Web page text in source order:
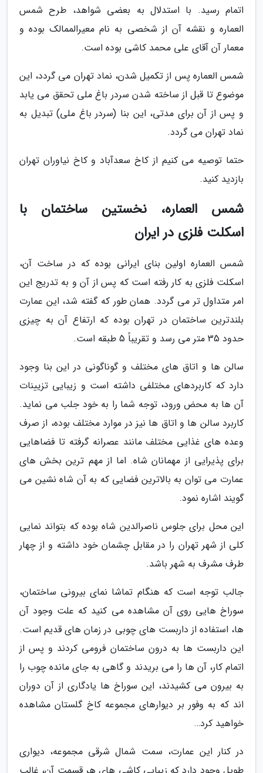
اتمام رسید. با استدلال به بعضی شواهد، طرح شمس
العماره و نقشه آن از شخصی به نام معیرالممالک بوده و
معمار آن آقای علی محمد کاشی بوده است.
شمس العماره پس از تکمیل شدن، نماد تهران می گردد، این
موضوع تا قبل از ساخته شدن سردر باغ ملی تحقق می یابد
و پس از آن برای مدتی، این بنا (سردر باغ ملی) تبدیل به
نماد تهران می گردد.
حتما توصیه می کنیم از کاخ سعدآباد و کاخ نیاوران تهران
بازدید کنید.
شمس العماره، نخستین ساختمان با
اسکلت فلزی در ایران
شمس العماره اولین بنای ایرانی بوده که در ساخت آن،
اسکلت فلزی به کار رفته است که پس از آن و به تدریج این
امر متداول تر می گردد. همان طور که گفته شد، این عمارت
بلندترین ساختمان در تهران بوده که ارتفاع آن به چیزی
حدود 35 متر می رسد و تقریباً 5 طبقه است.
سالن ها و اتاق های مختلف و گوناگونی در این بنا وجود
دارد که کاربردهای مختلفی داشته است و زیبایی تزیینات
آن ها به محض ورود، توجه شما را به خود جلب می نماید.
کاربرد سالن ها و اتاق ها نیز در موارد مختلف بوده، از صرف
وعده های غذایی مختلف مانند عصرانه گرفته تا فضاهایی
برای پذیرایی از مهمانان شاه. اما از مهم ترین بخش های
عمارت می توان به بالاترین فضایی که به آن شاه نشین می
گویند اشاره نمود.
این محل برای جلوس ناصرالدین شاه بوده که بتواند نمایی
کلی از شهر تهران را در مقابل چشمان خود داشته و از چهار
طرف مشرف به شهر باشد.
جالب توجه است که هنگام تماشا نمای بیرونی ساختمان،
سوراخ هایی روی آن مشاهده می کنید که علت وجود آن
ها، استفاده از داربست های چوبی در زمان های قدیم است.
این داربست ها به درون ساختمان فرومی کردند و پس از
اتمام کار، آن ها را می بریدند و گاهی به جای مانده چوب را
به بیرون می کشیدند، این سوراخ ها یادگاری از آن دوران
اند که به وفور بر دیوارهای مجموعه کاخ گلستان مشاهده
خواهید کرد…
در کنار این عمارت، سمت شمال شرقی مجموعه، دیواری